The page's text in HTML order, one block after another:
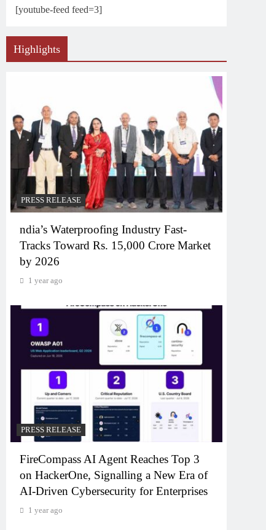
[youtube-feed feed=3]
Highlights
PRESS RELEASE
ndia’s Waterproofing Industry Fast-
Tracks Toward Rs. 15,000 Crore Market
by 2026
1 year ago
PRESS RELEASE
FireCompass AI Agent Reaches Top 3
on HackerOne, Signalling a New Era of
AI-Driven Cybersecurity for Enterprises
1 year ago